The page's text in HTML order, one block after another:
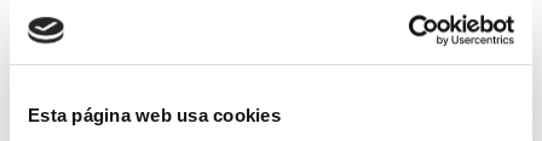
Esta página web usa cookies
consolidar la fortaleza de nuestro modelo bancario y
hacer frente con confianza a las oportunidades que
marca “sintetiza nuestros orígenes y los principios estratégicos que